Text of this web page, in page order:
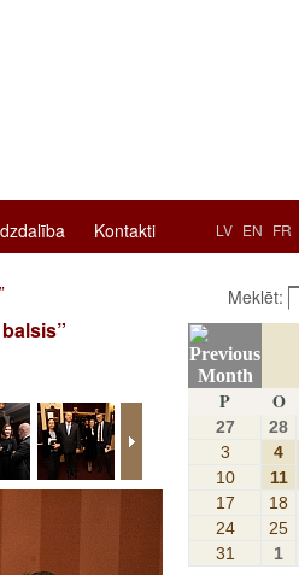
LV EN FR
Kontakti
Meklēt:
P
O
27 28
3
4
10
11
17
18
24
25
31
1